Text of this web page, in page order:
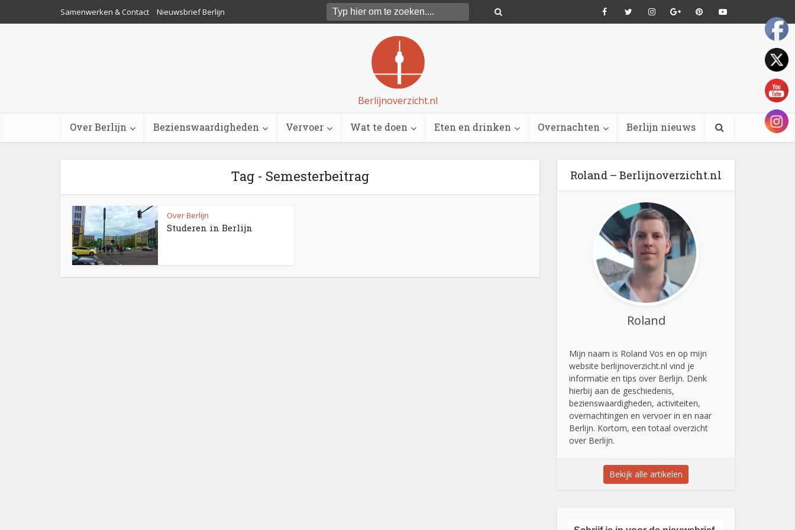
Samenwerken & Contact Nieuwsbrief Berlijn
Berlijnoverzicht.nl
Over Berlijn Bezienswaardigheden Vervoer Wat te doen Eten en drinken Overnachten Berlijn nieuws
Tag - Semesterbeitrag
Over Berlijn
Studeren in Berlijn
Roland – Berlijnoverzicht.nl
Roland
Mijn naam is Roland Vos en op mijn
website berlijnoverzicht.nl vind je
informatie en tips over Berlijn. Denk
hierbij aan de geschiedenis,
bezienswaardigheden, activiteiten,
overnachtingen en vervoer in en naar
Berlijn. Kortom, een totaal overzicht
over Berlijn.
Bekijk alle artikelen